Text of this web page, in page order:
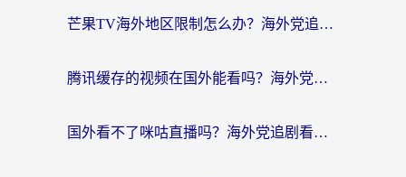
芒果TV海外地区限制怎么办？海外党追剧看片的实用加速器选择指南
腾讯缓存的视频在国外能看吗？海外党追剧看片的终极解决方案
国外看不了咪咕直播吗？海外党追剧看片的加速器选择指南